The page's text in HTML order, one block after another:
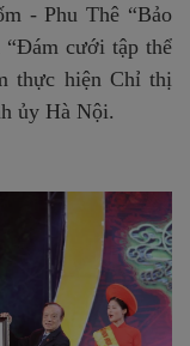
- Phu Thê “Bảo
“Đám cưới tập thể
thực hiện Chỉ thị
ủy Hà Nội.